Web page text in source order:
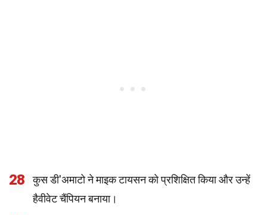
28
कुस डी'अमाटो ने माइक टायसन को प्रशिक्षित किया और उन्हें
हैवीवेट चैंपियन बनाया।